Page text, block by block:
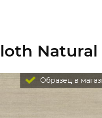
Natural
Образец в